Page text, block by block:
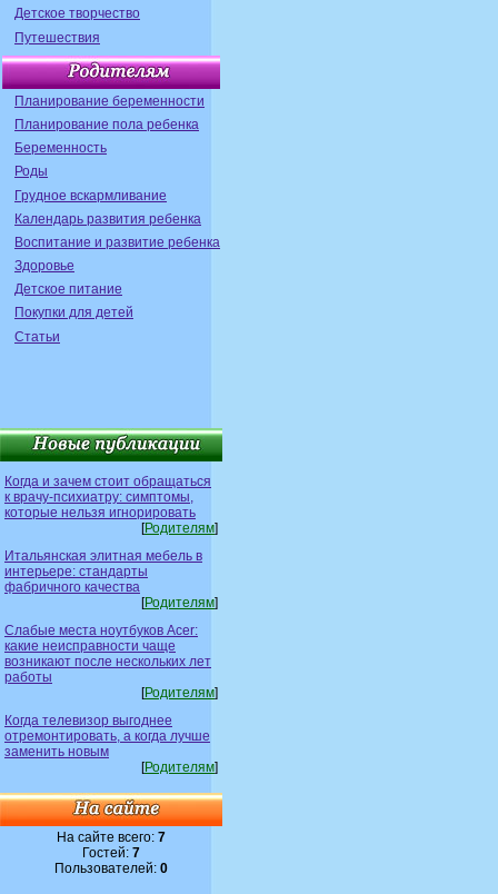
Детское творчество
Путешествия
Планирование беременности
Планирование пола ребенка
Беременность
Роды
Грудное вскармливание
Календарь развития ребенка
Воспитание и развитие ребенка
Здоровье
Детское питание
Покупки для детей
Статьи
Когда и зачем стоит обращаться
к врачу-психиатру: симптомы,
которые нельзя игнорировать
[Родителям]
Итальянская элитная мебель в
интерьере: стандарты
фабричного качества
[Родителям]
Слабые места ноутбуков Acer:
какие неисправности чаще
возникают после нескольких лет
работы
[Родителям]
Когда телевизор выгоднее
отремонтировать, а когда лучше
заменить новым
[Родителям]
На сайте всего: 7
Гостей: 7
Пользователей: 0